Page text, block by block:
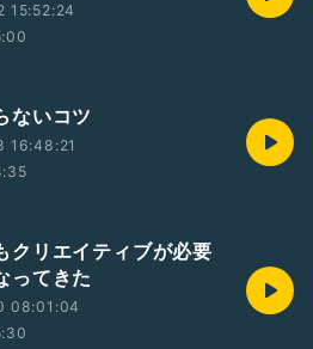
15:52:24
ないコツ
16:48:21
クリエイティブが必要
ってきた
08:01:04